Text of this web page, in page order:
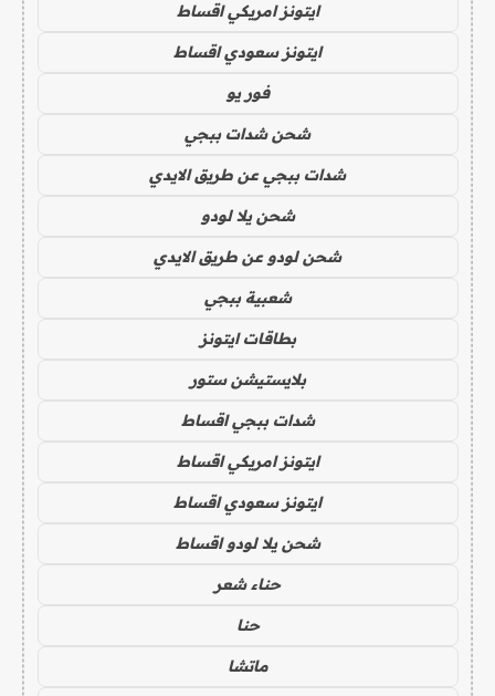
ايتونز امريكي اقساط
ايتونز سعودي اقساط
فور يو
شحن شدات ببجي
شدات ببجي عن طريق الايدي
شحن يلا لودو
شحن لودو عن طريق الايدي
شعبية ببجي
بطاقات ايتونز
بلايستيشن ستور
شدات ببجي اقساط
ايتونز امريكي اقساط
ايتونز سعودي اقساط
شحن يلا لودو اقساط
حناء شعر
حنا
ماتشا